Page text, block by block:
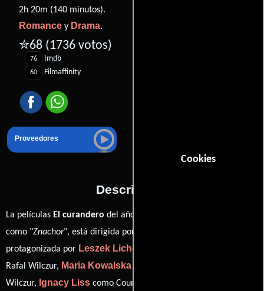
Cookies
2h 20m (140 minutos).
Romance y Drama.
✮68 (1736 votos)
76 Imdb
60 Filmaffinity
Proveedores
Descripción
La películas El curandero del año 2023, conocida originalmente
como "Znachor", está dirigida por
protagonizada por Leszek Lichota
Rafal Wilczur, Maria Kowalska
Wilczur, Ignacy Liss como Count Leszek Czynski,